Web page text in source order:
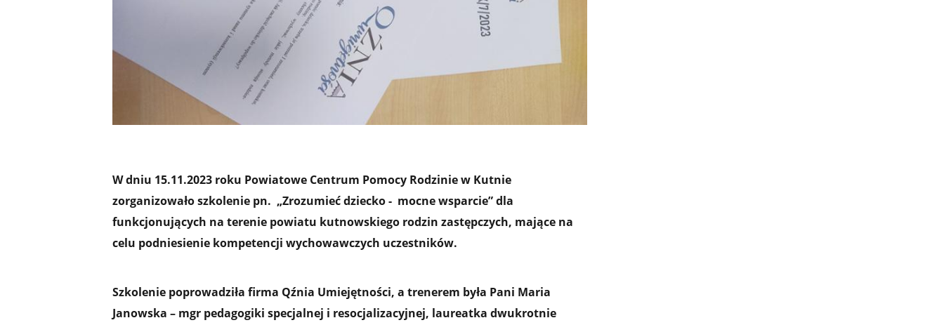
W dniu 15.11.2023 roku Powiatowe Centrum Pomocy Rodzinie w Kutnie
zorganizowało szkolenie pn. „Zrozumieć dziecko - mocne wsparcie”dla
funkcjonujących na terenie powiatu kutnowskiego rodzin zastępczych, mające na
celu podniesienie kompetencji wychowawczych uczestników.
Szkolenie poprowadziła firma Qźnia Umiejętności, a trenerem była Pani Maria
Janowska – mgr pedagogiki specjalnej i resocjalizacyjnej, laureatka dwukrotnie